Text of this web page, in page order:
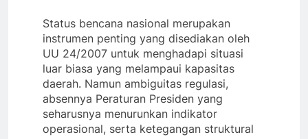
Status bencana nasional merupakan
instrumen penting yang disediakan oleh
UU 24/2007 untuk menghadapi situasi
luar biasa yang melampaui kapasitas
daerah. Namun ambiguitas regulasi,
absennya Peraturan Presiden yang
seharusnya menurunkan indikator
operasional, serta ketegangan struktural